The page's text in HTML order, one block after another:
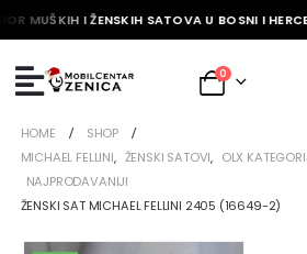
MUŠKIH I ŽENSKIH SATOVA U BOSNI I
0
HOME
SHOP
MICHAEL FELLINI, ŽENSKI SATOVI, OLX
NAJPRODAVANIJI
ŽENSKI SAT MICHAEL FELLINI 2405 (16649-2)